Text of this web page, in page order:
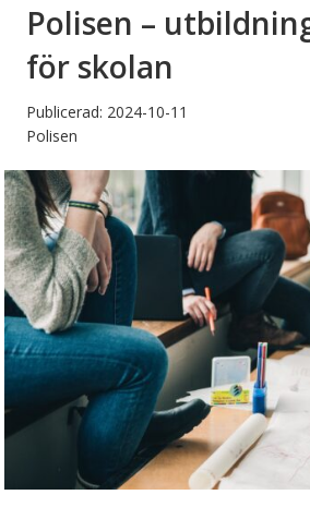
Polisen –
för skolan
Publicerad: 2024-10-11
Polisen